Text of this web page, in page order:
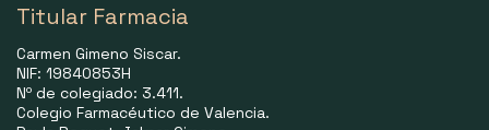
Titular Farmacia
Carmen Gimeno Siscar.
NIF: 19840853H
Nº de colegiado: 3.411.
Colegio Farmacéutico de Valencia.